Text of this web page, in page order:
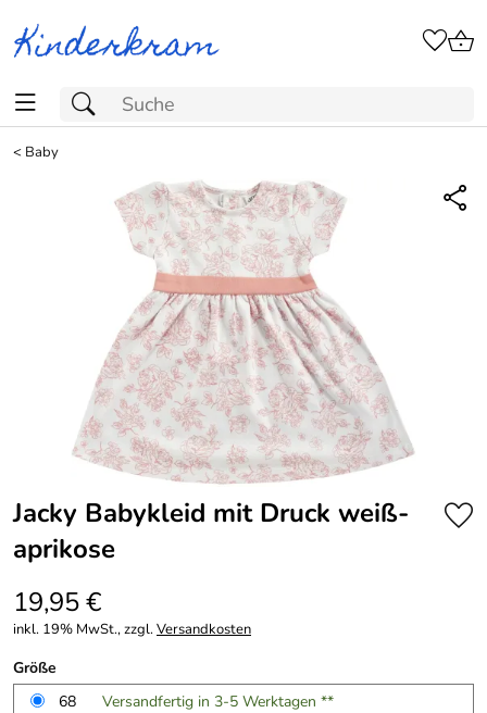
< Baby
Jacky Babykleid mit Druck weiß-
aprikose
19,95 €
inkl. 19% MwSt., zzgl.Versandkosten
Größe
68
Versandfertig in 3-5 Werktagen **